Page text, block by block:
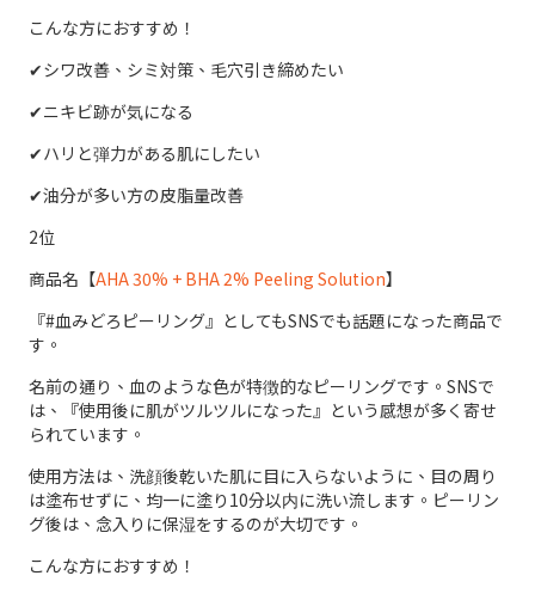
こんな方におすすめ！
✔︎シワ改善、シミ対策、毛穴引き締めたい
✔︎ニキビ跡が気になる
✔︎ハリと弾力がある肌にしたい
✔︎油分が多い方の皮脂量改善
2位
商品名【AHA 30% + BHA 2% Peeling Solution】
『#血みどろピーリング』としてもSNSでも話題になった商品で
す。
名前の通り、血のような色が特徴的なピーリングです。SNSで
は、『使用後に肌がツルツルになった』という感想が多く寄せ
られています。
使用方法は、洗顔後乾いた肌に目に入らないように、目の周り
は塗布せずに、均一に塗り10分以内に洗い流します。ピーリン
グ後は、念入りに保湿をするのが大切です。
こんな方におすすめ！